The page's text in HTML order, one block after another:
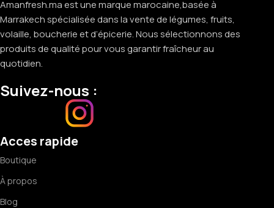
Amanfresh.ma est une marque marocaine,basée à
Marrakech spécialisée dans la vente de légumes, fruits,
volaille, boucherie et d’épicerie. Nous sélectionnons des
produits de qualité pour vous garantir fraîcheur au
quotidien.
Suivez-nous :
Acces rapide
Boutique
À propos
Blog